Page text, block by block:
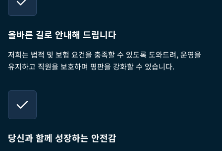
올바른 길로 안내해 드립니다
저희는 법적 및 보험 요건을 충족할 수 있도록 도와드려, 운영을
유지하고 직원을 보호하며 평판을 강화할 수 있습니다.
당신과 함께 성장하는 안전감